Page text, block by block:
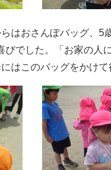
はおさんぽバッグ、5
でした。「お家の人
はこのバッグをかけて